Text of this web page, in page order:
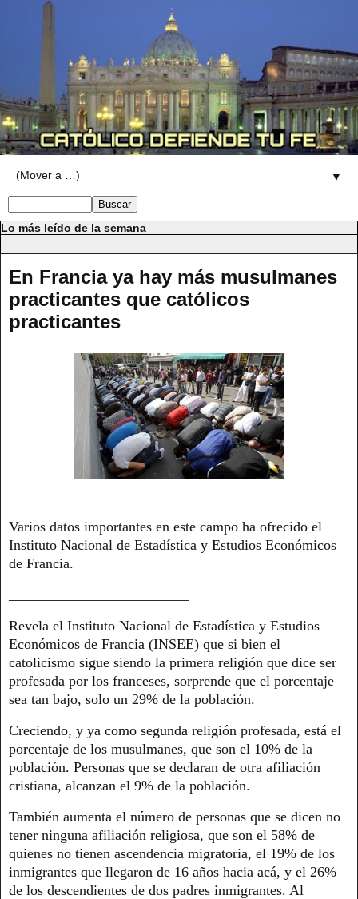
▼
Lo más leído de la semana
En Francia ya hay más musulmanes
practicantes que católicos
practicantes
Varios datos importantes en este campo ha ofrecido el
Instituto Nacional de Estadística y Estudios Económicos
de Francia.
Revela el Instituto Nacional de Estadística y Estudios
Económicos de Francia (INSEE) que si bien el
catolicismo sigue siendo la primera religión que dice ser
profesada por los franceses, sorprende que el porcentaje
sea tan bajo, solo un 29% de la población.
Creciendo, y ya como segunda religión profesada, está el
porcentaje de los musulmanes, que son el 10% de la
población. Personas que se declaran de otra afiliación
cristiana, alcanzan el 9% de la población.
También aumenta el número de personas que se dicen no
tener ninguna afiliación religiosa, que son el 58% de
quienes no tienen ascendencia migratoria, el 19% de los
inmigrantes que llegaron de 16 años hacia acá, y el 26%
de los descendientes de dos padres inmigrantes. Al